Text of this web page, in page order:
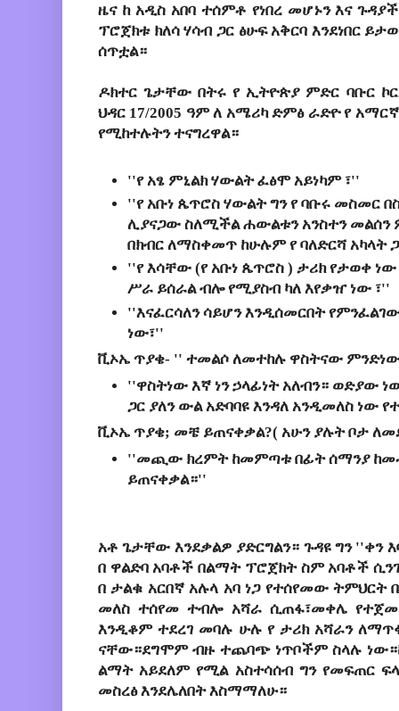
ዜና ከ አዲስ አበባ ተሰምቶ የነበረ መሆኑን እና
ፕሮጀክቱ ክለሳ ሃሳብ ጋር ፅሁፍ አቅርባ እንደነበር
ሰጥቷል።
ዶክተር ጌታቸው በትሩ የ ኢትዮጵያ ምድር ባቡር
ህዳር 17/2005 ዓም ለ አሜሪካ ድምፅ ራድዮ የ
የሚከተሉትን ተናግረዋል።
''የ አፄ ምኒልክ ሃውልት ፈፅሞ አይነካም ፣''
''የ አቡነ ጴጥሮስ ሃውልት ግን የ ባቡሩ መስመር
ሊያናጋው ስለሚችል ሐውልቱን አንስተን መልሰን
በክብር ለማስቀመጥ ከሁሉም የ ባለድርሻ አካላት
''የ እሳቸው (የ አቡነ ጴጥሮስ ) ታሪክ የታወቀ ነው
ሥራ ይሰራል ብሎ የሚያስብ ካለ እየቃዠ ነው ፣''
''እናፈርሳለን ሳይሆን እንዲሰመርበት
ነው፣''
ቪኦኤ ጥያቄ- '' ተመልሶ ለመተከሉ ዋስትናው
''ዋስትነው እኛ ነን ኃላፊነት አለብን። ወድያው
ጋር ያለን ውል አድባባዩ እንዳለ አንዲመለስ ነው
ቪኦኤ ጥያቄ; መቼ ይጠናቀቃል?( አሁን ያሉት ቦታ
''መጪው ክረምት ከመምጣቱ በፊት ሰማንያ
ይጠናቀቃል።''
አቶ ጌታቸው እንደቃልዎ ያድርግልን። ጉዳዩ ግን''ቀን
በ ዋልድባ አባቶች በልማት ፕሮጀክት ስም አባቶች
በ ታልቁ አርበኛ አሉላ አባ ነጋ የተሰየመው ትምህርት
መለስ ተሰየመ ተብሎ አሻራ ሲጠፋ፣መቀሌ
እንዲቆም ተደረገ መባሉ ሁሉ የ ታሪክ አሻራን
ናቸው።ደግሞም ብዙ ተጨባጭ ነጥቦችም ስላሉ
ልማት አይደለም የሚል አስተሳሰብ ግን የመፍጠር
መስረፅ እንደሌለበት እስማማለሁ።